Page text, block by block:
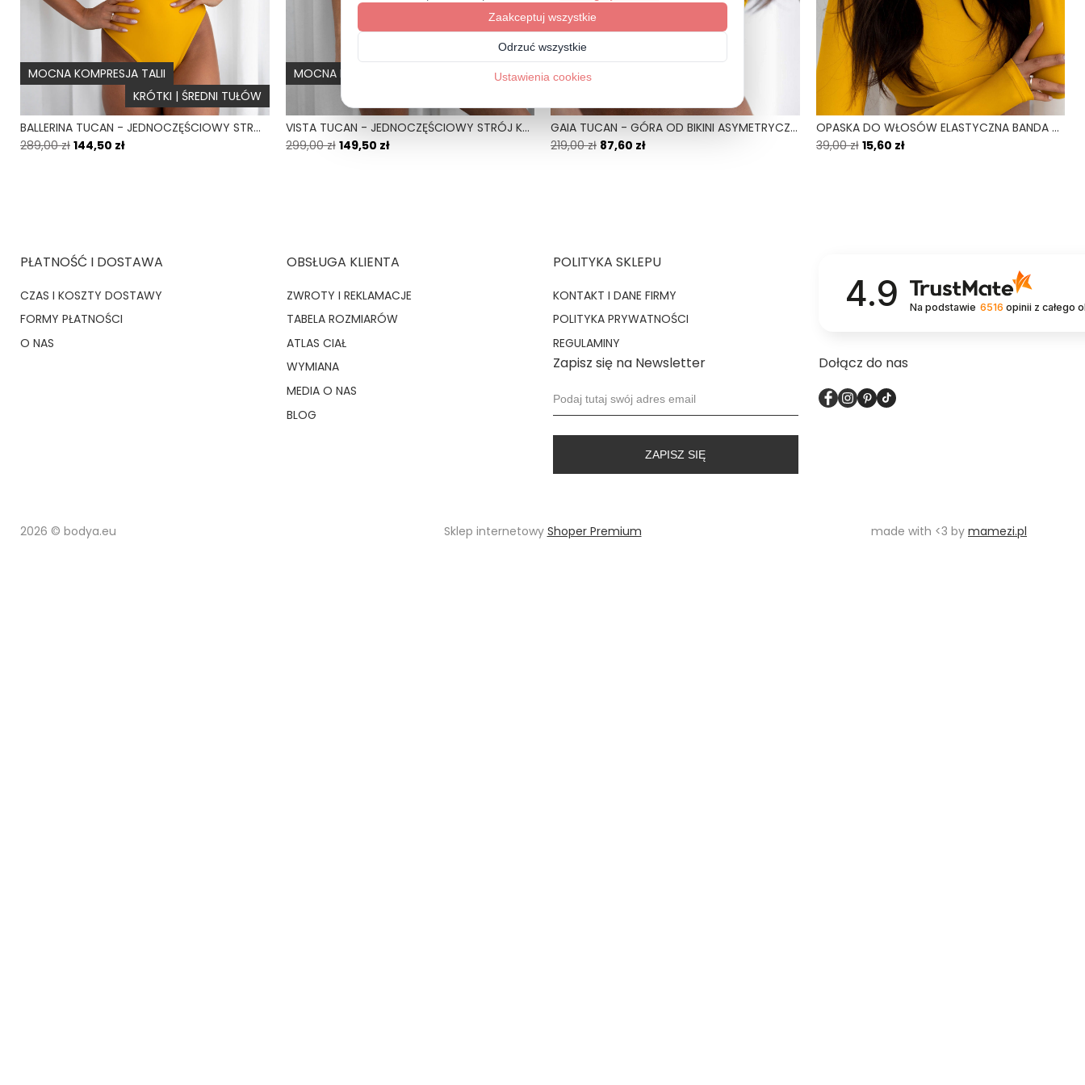
MOCNA KOMPRESJA TALII
KRÓTKI | ŚREDNI TUŁÓW
BALLERINA TUCAN - JEDNOCZĘŚCIOWY STRÓJ KĄPIELOWY MODELUJĄCY WIĄZANY ŻÓŁTY
289,00 zł 144,50 zł
MOCNA KOMPRESJA TALII
VISTA TUCAN - JEDNOCZĘŚCIOWY STRÓJ KĄPIELOWY MODELUJĄCY WYCIĘTY ŻÓŁTY
299,00 zł 149,50 zł
GAIA TUCAN - GÓRA OD BIKINI ASYMETRYCZNA ŻÓLTY
219,00 zł 87,60 zł
OPASKA DO WŁOSÓW ELASTYCZNA BANDA ŻÓŁTY TUCAN
39,00 zł 15,60 zł
PŁATNOŚĆ I DOSTAWA
CZAS I KOSZTY DOSTAWY
FORMY PŁATNOŚCI
O NAS
OBSŁUGA KLIENTA
ZWROTY I REKLAMACJE
TABELA ROZMIARÓW
ATLAS CIAŁ
WYMIANA
MEDIA O NAS
BLOG
POLITYKA SKLEPU
KONTAKT I DANE FIRMY
POLITYKA PRYWATNOŚCI
REGULAMINY
Zapisz się na Newsletter
ZAPISZ SIĘ
4.9 Na podstawie 6516 opinii z całego
Dołącz do nas
2026 © bodya.eu Sklep internetowy Shoper Premium made with <3 by mamezi.pl